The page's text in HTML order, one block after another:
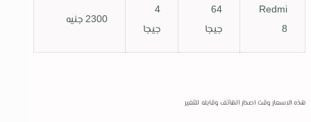
Redmi
8
64
جيجا
4
جيجا
2300 جنيه
هذه الاسعار وقت اصدار الهاتف وقابله للتغير